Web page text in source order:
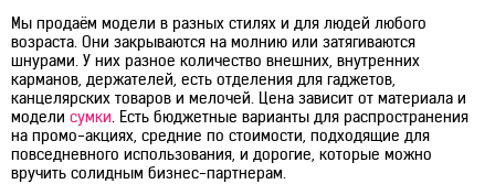
Мы продаём модели в разных стилях и для людей любого
возраста. Они закрываются на молнию или затягиваются
шнурами. У них разное количество внешних, внутренних
карманов, держателей, есть отделения для гаджетов,
канцелярских товаров и мелочей. Цена зависит от материала и
модели сумки. Есть бюджетные варианты для распространения
на промо-акциях, средние по стоимости, подходящие для
повседневного использования, и дорогие, которые можно
вручить солидным бизнес-партнерам.